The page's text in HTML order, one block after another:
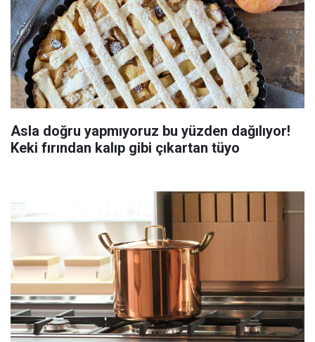
Asla doğru yapmıyoruz bu yüzden dağılıyor!
Keki fırından kalıp gibi çıkartan tüyo